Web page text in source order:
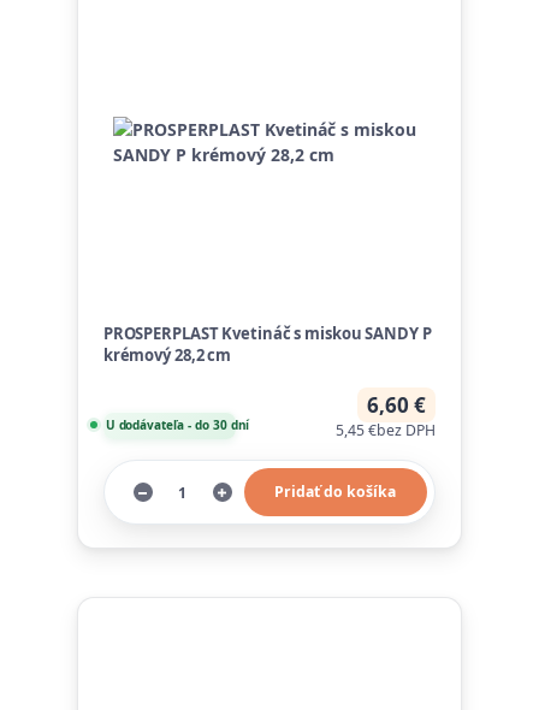
PROSPERPLAST Kvetináč s miskou SANDY P
krémový 28,2 cm
6,60 €
5,45 €bez DPH
U dodávateľa - do 30 dní
Pridať do košíka